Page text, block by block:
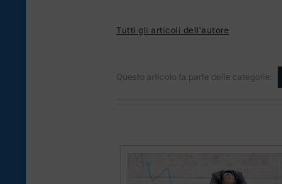
Tutti gli articoli dell'autore
Questo articolo fa parte delle categorie: